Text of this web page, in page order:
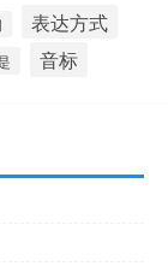
表达方式
音标